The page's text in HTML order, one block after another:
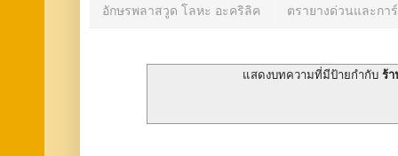
อักษรพลาสวูด โลหะ อะคริลิค ตรายางด่วนและกา
แสดงบทความที่มีป้ายกำกับร้